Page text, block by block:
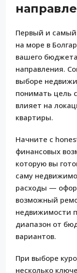
Первый и
на море в
вашего
направления.
выборе
понимать цель
влияет на
квартиры.
Начните с
финансовых
которую вы
саму
расходы —
возможный
недвижимости
диапазон от
вариантов.
При выборе
несколько